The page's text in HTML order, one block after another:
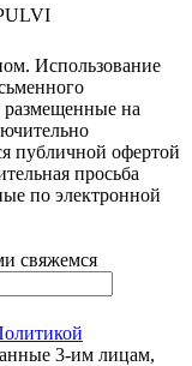
Использование
размещенные на
публичной офертой
просьба
по электронной
свяжемся
3-им лицам,